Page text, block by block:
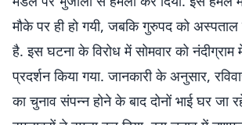
मौके पर ही हो गयी, जबकि गुरुपद को अस्पताल
है. इस घटना के विरोध में सोमवार को
प्रदर्शन किया गया. जानकारी के अनुसार,
का चुनाव संपन्न होने के बाद दोनों भाई घर जा